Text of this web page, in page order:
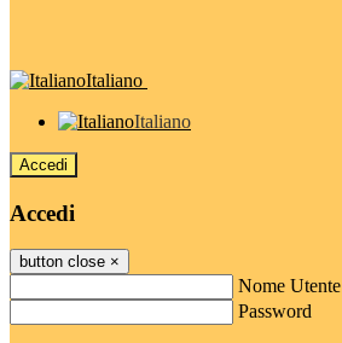
Italiano
Italiano
Accedi
Accedi
button close ×
Nome Utente
Password